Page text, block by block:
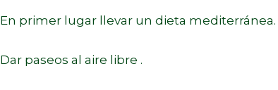
En primer lugar llevar un dieta mediterránea.
Dar paseos al aire libre .